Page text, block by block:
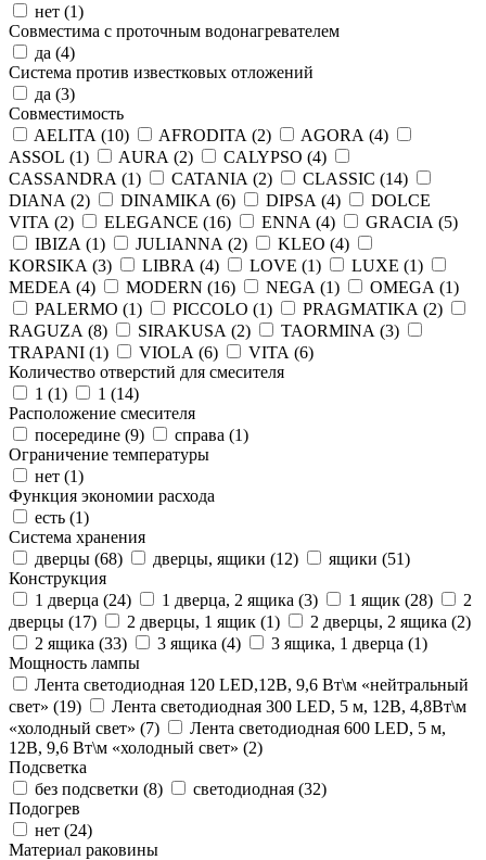
нет (1)
Совместима с проточным водонагревателем
да (4)
Система против известковых отложений
да (3)
Совместимость
AELITA (10) AFRODITA (2) AGORA (4)
ASSOL (1) AURA (2) CALYPSO (4)
CASSANDRA (1) CATANIA (2) CLASSIC (14)
DIANA (2) DINAMIKA (6) DIPSA (4)
DOLCE
VITA (2) ELEGANCE (16) ENNA (4) GRACIA (5)
IBIZA (1) JULIANNA (2) KLEO (4)
KORSIKA (3) LIBRA (4) LOVE (1) LUXE (1)
MEDEA (4) MODERN (16) NEGA (1) OMEGA (1)
PALERMO (1) PICCOLO (1) PRAGMATIKA (2)
RAGUZA (8) SIRAKUSA (2) TAORMINA (3)
TRAPANI (1) VIOLA (6) VITA (6)
Количество отверстий для смесителя
1 (1) 1 (14)
Расположение смесителя
посередине (9) справа (1)
Ограничение температуры
нет (1)
Функция экономии расхода
есть (1)
Система хранения
дверцы (68) дверцы, ящики (12) ящики (51)
Конструкция
1 дверца (24) 1 дверца, 2 ящика (3) 1 ящик (28)
2
дверцы (17) 2 дверцы, 1 ящик (1) 2 дверцы, 2 ящика (2)
2 ящика (33) 3 ящика (4) 3 ящика, 1 дверца (1)
Мощность лампы
Лента светодиодная 120 LED,12В, 9,6 Вт\м «нейтральный
свет» (19)
Лента светодиодная 300 LED, 5 м, 12В, 4,8Вт\м
«холодный свет» (7)
Лента светодиодная 600 LED, 5 м,
12В, 9,6 Вт\м «холодный свет» (2)
Подсветка
без подсветки (8) светодиодная (32)
Подогрев
нет (24)
Материал раковины